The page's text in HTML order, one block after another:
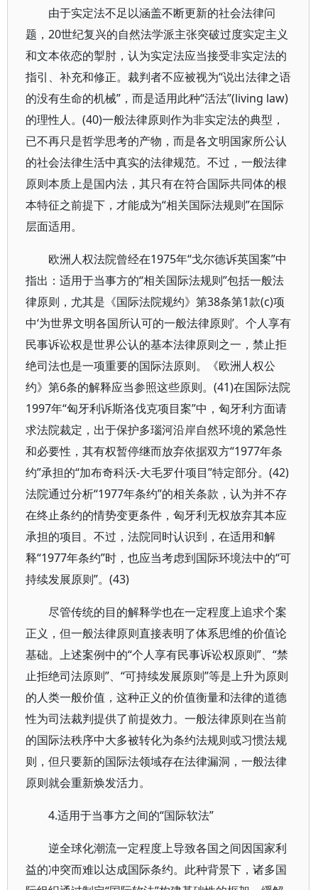
由于实定法不足以涵盖不断更新的社会法律问
题，20世纪复兴的自然法学派主张突破过度实定主义
和文本依恋的掣肘，认为实定法应当接受非实定法的
指引、补充和修正。裁判者不应被视为“说出法律之语
的没有生命的机械”，而是适用此种“活法”(living law)
的理性人。(40)一般法律原则作为非实定法的典型，
已不再只是哲学思考的产物，而是各文明国家所公认
的社会法律生活中真实的法律规范。不过，一般法律
原则本质上是国内法，其只有在符合国际共同体的根
本特征之前提下，才能成为“相关国际法规则”在国际
层面适用。
欧洲人权法院曾经在1975年“戈尔德诉英国案”中
指出：适用于当事方的“相关国际法规则”包括一般法
律原则，尤其是《国际法院规约》第38条第1款(c)项
中‘为世界文明各国所认可的一般法律原则’。个人享有
民事诉讼权是世界公认的基本法律原则之一，禁止拒
绝司法也是一项重要的国际法原则。《欧洲人权公
约》第6条的解释应当参照这些原则。(41)在国际法院
1997年“匈牙利诉斯洛伐克项目案”中，匈牙利方面请
求法院裁定，出于保护多瑙河沿岸自然环境的紧急性
和必要性，其有权暂停继而放弃依据双方“1977年条
约”承担的“加布奇科沃-大毛罗什项目”特定部分。(42)
法院通过分析“1977年条约”的相关条款，认为并不存
在终止条约的情势变更条件，匈牙利无权放弃其本应
承担的项目。不过，法院同时认识到，在适用和解
释“1977年条约”时，也应当考虑到国际环境法中的“可
持续发展原则”。(43)
尽管传统的目的解释学也在一定程度上追求个案
正义，但一般法律原则直接表明了体系思维的价值论
基础。上述案例中的“个人享有民事诉讼权原则”、“禁
止拒绝司法原则”、“可持续发展原则”等是上升为原则
的人类一般价值，这种正义的价值衡量和法律的道德
性为司法裁判提供了前提效力。一般法律原则在当前
的国际法秩序中大多被转化为条约法规则或习惯法规
则，但只要新的国际法领域存在法律漏洞，一般法律
原则就会重新焕发活力。
4.适用于当事方之间的“国际软法”
逆全球化潮流一定程度上导致各国之间因国家利
益的冲突而难以达成国际条约。此种背景下，诸多国